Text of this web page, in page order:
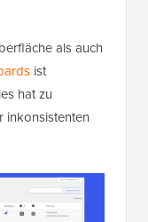
als auch
ist
hat zu
inkonsistenten